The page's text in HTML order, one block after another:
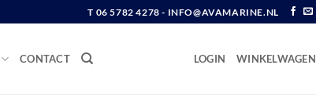
T 06 5782 4278 - INFO@AVAMARINE.NL
CONTACT LOGIN WINKELWAGEN